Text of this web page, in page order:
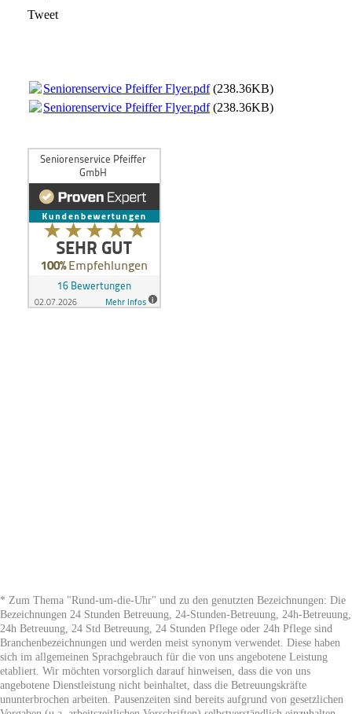
Tweet
Seniorenservice Pfeiffer Flyer.pdf(238.36KB)
Seniorenservice Pfeiffer Flyer.pdf(238.36KB)
* Zum Thema "Rund-um-die-Uhr" und zu den genutzten Bezeichnungen: Die
Bezeichnungen 24 Stunden Betreuung, 24-Stunden-Betreuung, 24h-Betreuung,
24h Betreuung, 24 Std Betreuung, 24 Stunden Pflege oder 24h Pflege sind
Branchenbezeichnungen und werden meist synonym verwendet. Diese haben
sich im allgemeinen Sprachgebrauch für die von uns angebotene Leistung
etabliert. Wir möchten vorsorglich darauf hinweisen, dass die von uns
angebotene Dienstleistung nicht beinhaltet, dass die Betreuungskräfte
ununterbrochen arbeiten. Pausenzeiten sind bereits aufgrund von gesetzlichen